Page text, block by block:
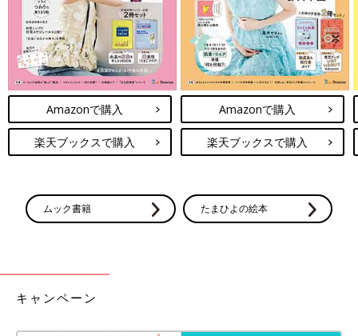
Amazonで購入
楽天ブックスで購入
Amazonで購入
楽天ブックスで購入
ムック書籍 たまひよの絵本
キャンペーン